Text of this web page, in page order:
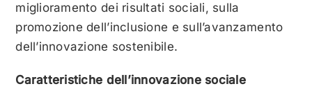
miglioramento dei risultati sociali, sulla
promozione dell’inclusione e sull’avanzamento
dell’innovazione sostenibile.
Caratteristiche dell’innovazione sociale